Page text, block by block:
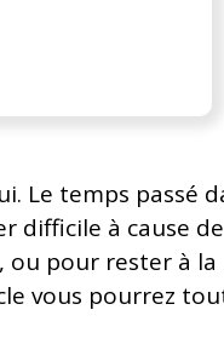
Le temps passé
difficile à cause
pour rester à la
vous pourrez